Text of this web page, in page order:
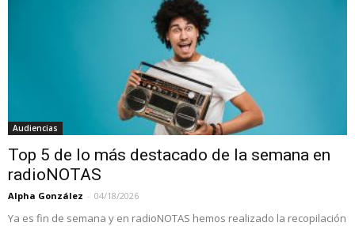
Audiencias
Top 5 de lo más destacado de la semana en
radioNOTAS
Alpha González - 04/18/2026
Ya es fin de semana y en radioNOTAS hemos realizado la recopilación